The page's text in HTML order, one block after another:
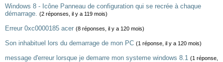
Windows 8 - Icône Panneau de configuration qui se recrée à chaque
démarrage. (2 réponses, il y a 119 mois)
Erreur 0xc0000185 acer (8 réponses, il y a 120 mois)
Son inhabituel lors du demarrage de mon PC (1 réponse, il y a 120 mois)
message d'erreur lorsque je demarre mon systeme windows 8.1 (1 réponse,